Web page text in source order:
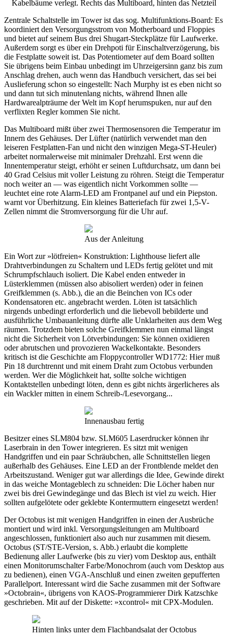
Kabelbäume verlegt. Rechts das Multiboard, hinten das Netzteil
Zentrale Schaltstelle im Tower ist das sog. Multifunktions-Board: Es
koordiniert den Versorgungsstrom von Motherboard und Floppies
und bietet auf seinem Bus drei Shugart-Steckplätze für Laufwerke.
Außerdem sorgt es über ein Drehpoti für Einschaltverzögerung, bis
die Festplatte soweit ist. Das Potentiometer auf dem Board sollten
Sie übrigens beim Einbau unbedingt im Uhrzeigersinn ganz bis zum
Anschlag drehen, auch wenn das Handbuch versichert, das sei bei
Auslieferung schon so eingestellt: Nach Murphy ist es eben nicht so
und dann tut sich minutenlang nichts, während Ihnen alle
Hardwarealpträume der Welt im Kopf herumspuken, nur auf den
verflixten Regler kommen Sie nicht.
Das Multiboard mißt über zwei Thermosensoren die Temperatur im
Innern des Gehäuses. Der Lüfter (natürlich verwendet man den
leiseren Festplatten-Fan und nicht den winzigen Mega-ST-Heuler)
arbeitet normalerweise mit minimaler Drehzahl. Erst wenn die
Innentemperatur steigt, erhöht er seinen Luftdurchsatz, um dann bei
40 Grad Celsius mit voller Leistung zu röhren. Steigt die Temperatur
noch weiter an — was eigentlich nicht Vorkommen sollte —
leuchtet eine rote Alarm-LED am Frontpanel auf und ein Piepston.
warnt vor Überhitzung. Ein kleines Batteriefach für zwei 1,5-V-
Zellen nimmt die Stromversorgung für die Uhr auf.
Aus der Anleitung
Ein Wort zur »lötfreien« Konstruktion: Lighthouse liefert alle
Drahtverbindungen zu Schaltern und LEDs fertig gelötet und mit
Schrumpfschlauch isoliert. Die Kabel enden entweder in
Lüsterklemmen (müssen also abisoliert werden) oder in feinen
Greifklemmen (s. Abb.), die an die Beinchen von ICs oder
Kondensatoren etc. angebracht werden. Löten ist tatsächlich
nirgends unbedingt erforderlich und die liebevoll bebilderte und
ausführliche Umbauanleitung dürfte alle Unklarheiten aus dem Weg
räumen. Trotzdem bieten solche Greifklemmen nun einmal längst
nicht die Sicherheit von Lötverbindungen: Sie können oxidieren
oder abrutschen und provozieren Wackelkontakte. Besonders
kritisch ist die Geschichte am Floppycontroller WD1772: Hier muß
Pin 18 durchtrennt und mit einem Draht zum Octobus verbunden
werden. Wer die Möglichkeit hat, sollte solche wichtigen
Kontaktstellen unbedingt löten, denn es gibt nichts ärgerlicheres als
ein Wackler mitten in einem Schreib-/Lesevorgang...
Innenausbau fertig
Besitzer eines SLM804 bzw. SLM605 Laserdrucker können ihr
Laserbrain in den Tower integrieren. Es sitzt mit wenigen
Handgriffen und ein paar Schräubchen, alle Schnittstellen liegen
außerhalb des Gehäuses. Eine LED an der Frontblende meldet den
Arbeitszustand. Weniger gut war allerdings die Idee, Gewinde direkt
in das weiche Montageblech zu schneiden: Die Löcher haben nur
zwei bis drei Gewindegänge und das Blech ist viel zu weich. Hier
sollten aufgelötete oder geklebte Kontermuttern eingesetzt werden!
Der Octobus ist mit wenigen Handgriffen in einen der Ausbrüche
montiert und wird inkl. Versorgungsleitungen am Multiboard
angeschlossen, funktioniert also auch nur zusammen mit diesem.
Octobus (ST/STE-Version, s. Abb.) erlaubt die komplette
Bedienung aller Laufwerke (bis zu vier) vom Desktop aus, enthält
einen Monitorumschalter Farbe/Monochrom (auch vom Desktop aus
zu bedienen), einen VGA-Anschluß und einen zweiten gepufferten
Parallelport. Interessant wird die Sache zusammen mit der Software
»Octobrain«, übrigens von KAOS-Programmierer Dirk Katzschke
geschrieben. Mit auf der Diskette: »xcontrol« mit CPX-Modulen.
Hinten links unter dem Flachbandsalat der Octobus